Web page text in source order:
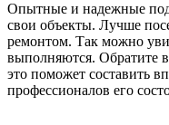
Опытные и надежные
свои объекты. Лучше
ремонтом. Так можно
выполняются. Обратите
это поможет составить
профессионалов его